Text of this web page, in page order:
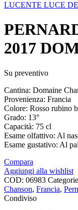
LUCENTE LUCE
2017
Su preventivo
Cantina: Domaine
Provenienza: Francia
Colore: Rosso rubino
Grado: 13°
Capacità: 75 cl
Esame olfattivo: Al
Esame gustativo: Al
Compara
Aggiungi alla wishlist
COD: 06983
Chanson, Francia,
Condiviso